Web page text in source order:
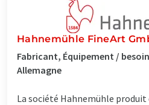
Hahnemühle FineArt
Fabricant, Équipement /
Allemagne
La société Hahnemühle produit